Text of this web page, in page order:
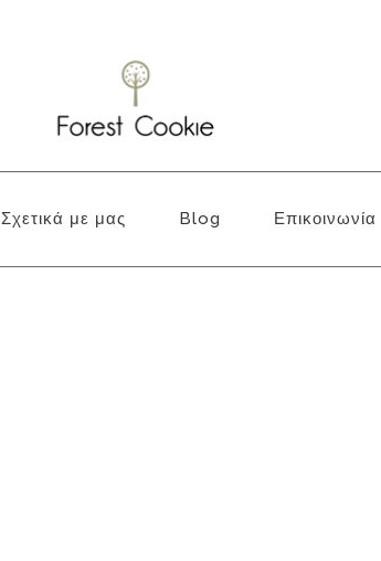
Σχετικά με μας Blog Επικοινωνία